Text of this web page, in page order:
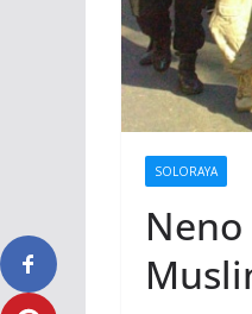
SOLORAYA